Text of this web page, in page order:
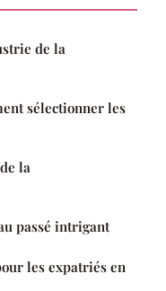
de la
sélectionner les
la
passé intrigant
les expatriés en